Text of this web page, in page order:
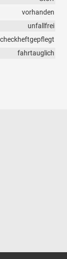
vorhanden
unfallfrei
fahrtauglich